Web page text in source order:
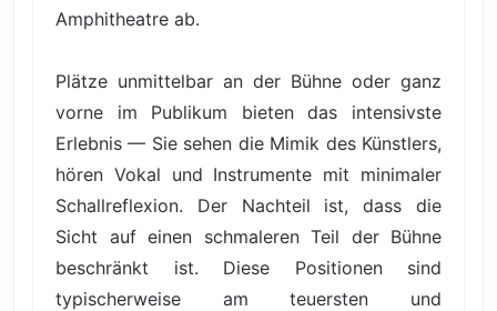
Amphitheatre ab.
Plätze unmittelbar an der Bühne oder ganz
vorne im Publikum bieten das intensivste
Erlebnis — Sie sehen die Mimik des Künstlers,
hören Vokal und Instrumente mit minimaler
Schallreflexion. Der Nachteil ist, dass die
Sicht auf einen schmaleren Teil der Bühne
beschränkt ist. Diese Positionen sind
typischerweise am teuersten und